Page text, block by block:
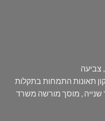
צביעה
תאונות התמחות בתקלות
, מוסך מורשה משרד